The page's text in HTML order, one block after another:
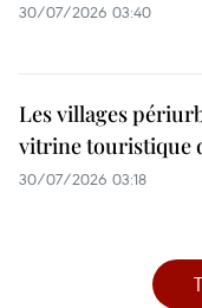
30/07/2026 03:40
Les villages
vitrine touristique
30/07/2026 03:18